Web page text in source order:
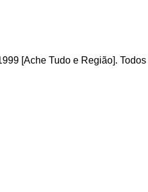
[Ache Tudo e Região].